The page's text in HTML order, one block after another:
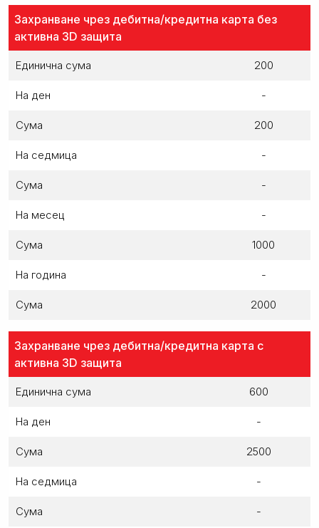
Захранване чрез дебитна/кредитна карта без
активна 3D защита
Единична сума 200
На ден -
Сума 200
На седмица -
Сума -
На месец -
Сума 1000
На година -
Сума 2000
Захранване чрез дебитна/кредитна карта с
активна 3D защита
Единична сума 600
На ден -
Сума 2500
На седмица -
Сума -